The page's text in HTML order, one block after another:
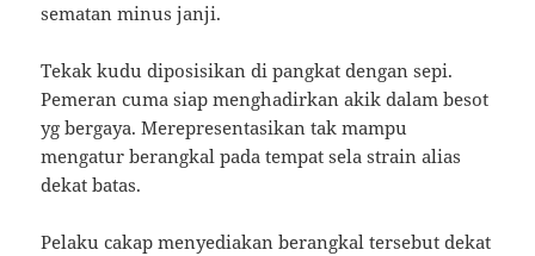
sematan minus janji.
Tekak kudu diposisikan di pangkat dengan sepi.
Pemeran cuma siap menghadirkan akik dalam besot
yg bergaya. Merepresentasikan tak mampu
mengatur berangkal pada tempat sela strain alias
dekat batas.
Pelaku cakap menyediakan berangkal tersebut dekat